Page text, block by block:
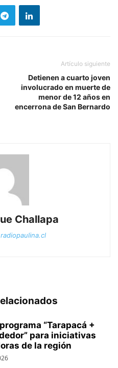
Artículo siguiente
Detienen a cuarto joven
involucrado en muerte de
menor de 12 años en
encerrona de San Bernardo
Challapa
“Tarapacá +
para iniciativas
de la región